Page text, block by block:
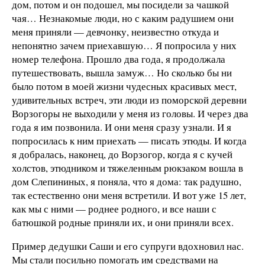
дом, потом и он подошел, мы посидели за чашкой
чая… Незнакомые люди, но с каким радушием они
меня приняли — девчонку, неизвестно откуда и
непонятно зачем приехавшую… Я попросила у них
номер телефона. Прошло два года, я продолжала
путешествовать, вышла замуж… Но сколько бы ни
было потом в моей жизни чудесных красивых мест,
удивительных встреч, эти люди из поморской деревни
Ворзогоры не выходили у меня из головы. И через два
года я им позвонила. И они меня сразу узнали. И я
попросилась к ним приехать — писать этюды. И когда
я добралась, наконец, до Ворзогор, когда я с кучей
холстов, этюдником и тяжеленным рюкзаком вошла в
дом Слепининых, я поняла, что я дома: так радушно,
так естественно они меня встретили. И вот уже 15 лет,
как мы с ними — роднее родного, и все наши с
батюшкой родные приняли их, и они приняли всех.
Пример дедушки Саши и его супруги вдохновил нас.
Мы стали посильно помогать им средствами на